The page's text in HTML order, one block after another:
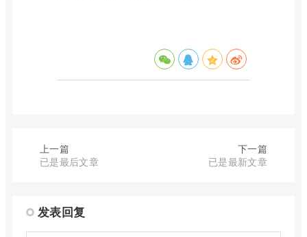
上一篇
已是最后文章
下一篇
已是最新文章
发表回复